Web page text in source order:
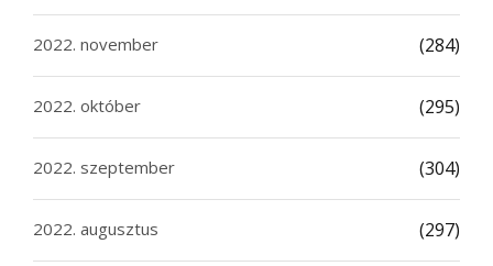
2022. november (284)
2022. október (295)
2022. szeptember (304)
2022. augusztus (297)